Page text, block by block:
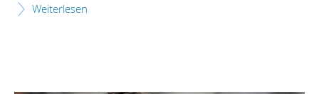
Weiterlesen